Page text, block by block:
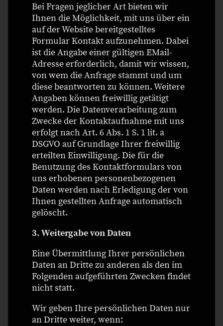
Bei Fragen jeglicher Art bieten wir
Ihnen die Möglichkeit, mit uns über ein
auf der Website bereitgestelltes
Formular Kontakt aufzunehmen. Dabei
ist die Angabe einer gültigen EMail-
Adresse erforderlich, damit wir wissen,
von wem die Anfrage stammt und um
diese beantworten zu können. Weitere
Angaben können freiwillig getätigt
werden. Die Datenverarbeitung zum
Zwecke der Kontaktaufnahme mit uns
erfolgt nach Art. 6 Abs. 1 S. 1 lit. a
DSGVO auf Grundlage Ihrer freiwillig
erteilten Einwilligung. Die für die
Benutzung des Kontaktformulars von
uns erhobenen personenbezogenen
Daten werden nach Erledigung der von
Ihnen gestellten Anfrage automatisch
gelöscht.
3. Weitergabe von Daten
Eine Übermittlung Ihrer persönlichen
Daten an Dritte zu anderen als den im
Folgenden aufgeführten Zwecken findet
nicht statt.
Wir geben Ihre persönlichen Daten nur
an Dritte weiter, wenn: